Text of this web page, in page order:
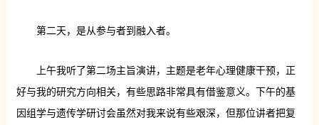
第二天，是从参与者到融入者。
上午我听了第二场主旨演讲，主题是老年心理健康干预，正
好与我的研究方向相关，有些思路非常具有借鉴意义。下午的基
因组学与遗传学研讨会虽然对我来说有些艰深，但那位讲者把复